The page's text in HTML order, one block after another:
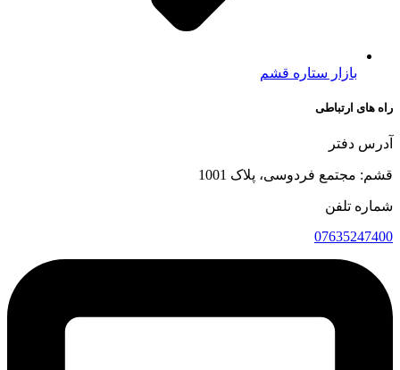
بازار ستاره قشم
راه های ارتباطی
آدرس دفتر
قشم: مجتمع فردوسی، پلاک 1001
شماره تلفن
07635247400